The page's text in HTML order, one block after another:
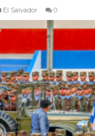
El Salvador 0